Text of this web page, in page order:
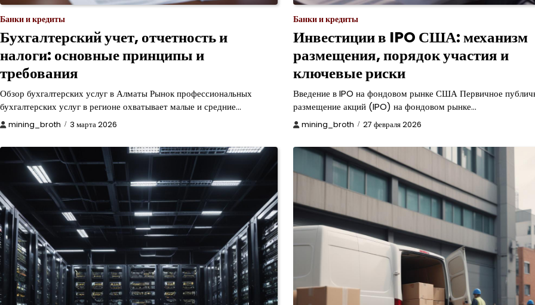
Банки и кредиты
Бухгалтерский учет, отчетность и
налоги: основные принципы и
требования
Обзор бухгалтерских услуг в Алматы Рынок профессиональных
бухгалтерских услуг в регионе охватывает малые и средние…
mining_broth 3 марта 2026
Банки и кредиты
Инвестиции в IPO США: механизм
размещения, порядок участия и
ключевые риски
Введение в IPO на фондовом рынке США Первичное
размещение акций (IPO) на фондовом рынке…
mining_broth 27 февраля 2026